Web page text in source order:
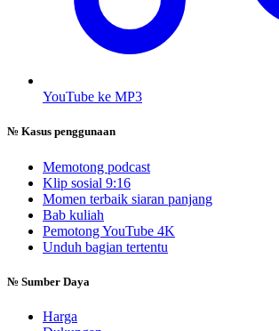
YouTube ke MP3
№ Kasus penggunaan
Memotong podcast
Klip sosial 9:16
Momen terbaik siaran panjang
Bab kuliah
Pemotong YouTube 4K
Unduh bagian tertentu
№ Sumber Daya
Harga